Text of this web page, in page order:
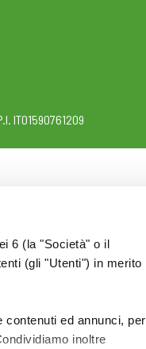
6 (la "Società" o il
(gli "Utenti") in merito
ed annunci, per
inoltre
IT01590761209